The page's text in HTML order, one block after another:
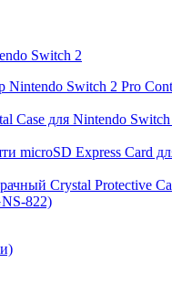
Switch 2
Nintendo Switch 2 Pro
Сase для Nintendo
microSD Express Card
Crystal Protective
822)